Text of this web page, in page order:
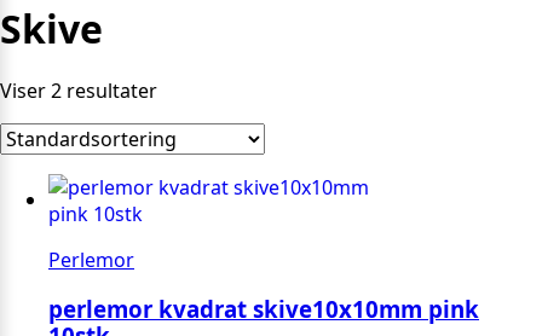
Skive
Viser 2 resultater
Perlemor
perlemor kvadrat skive10x10mm pink